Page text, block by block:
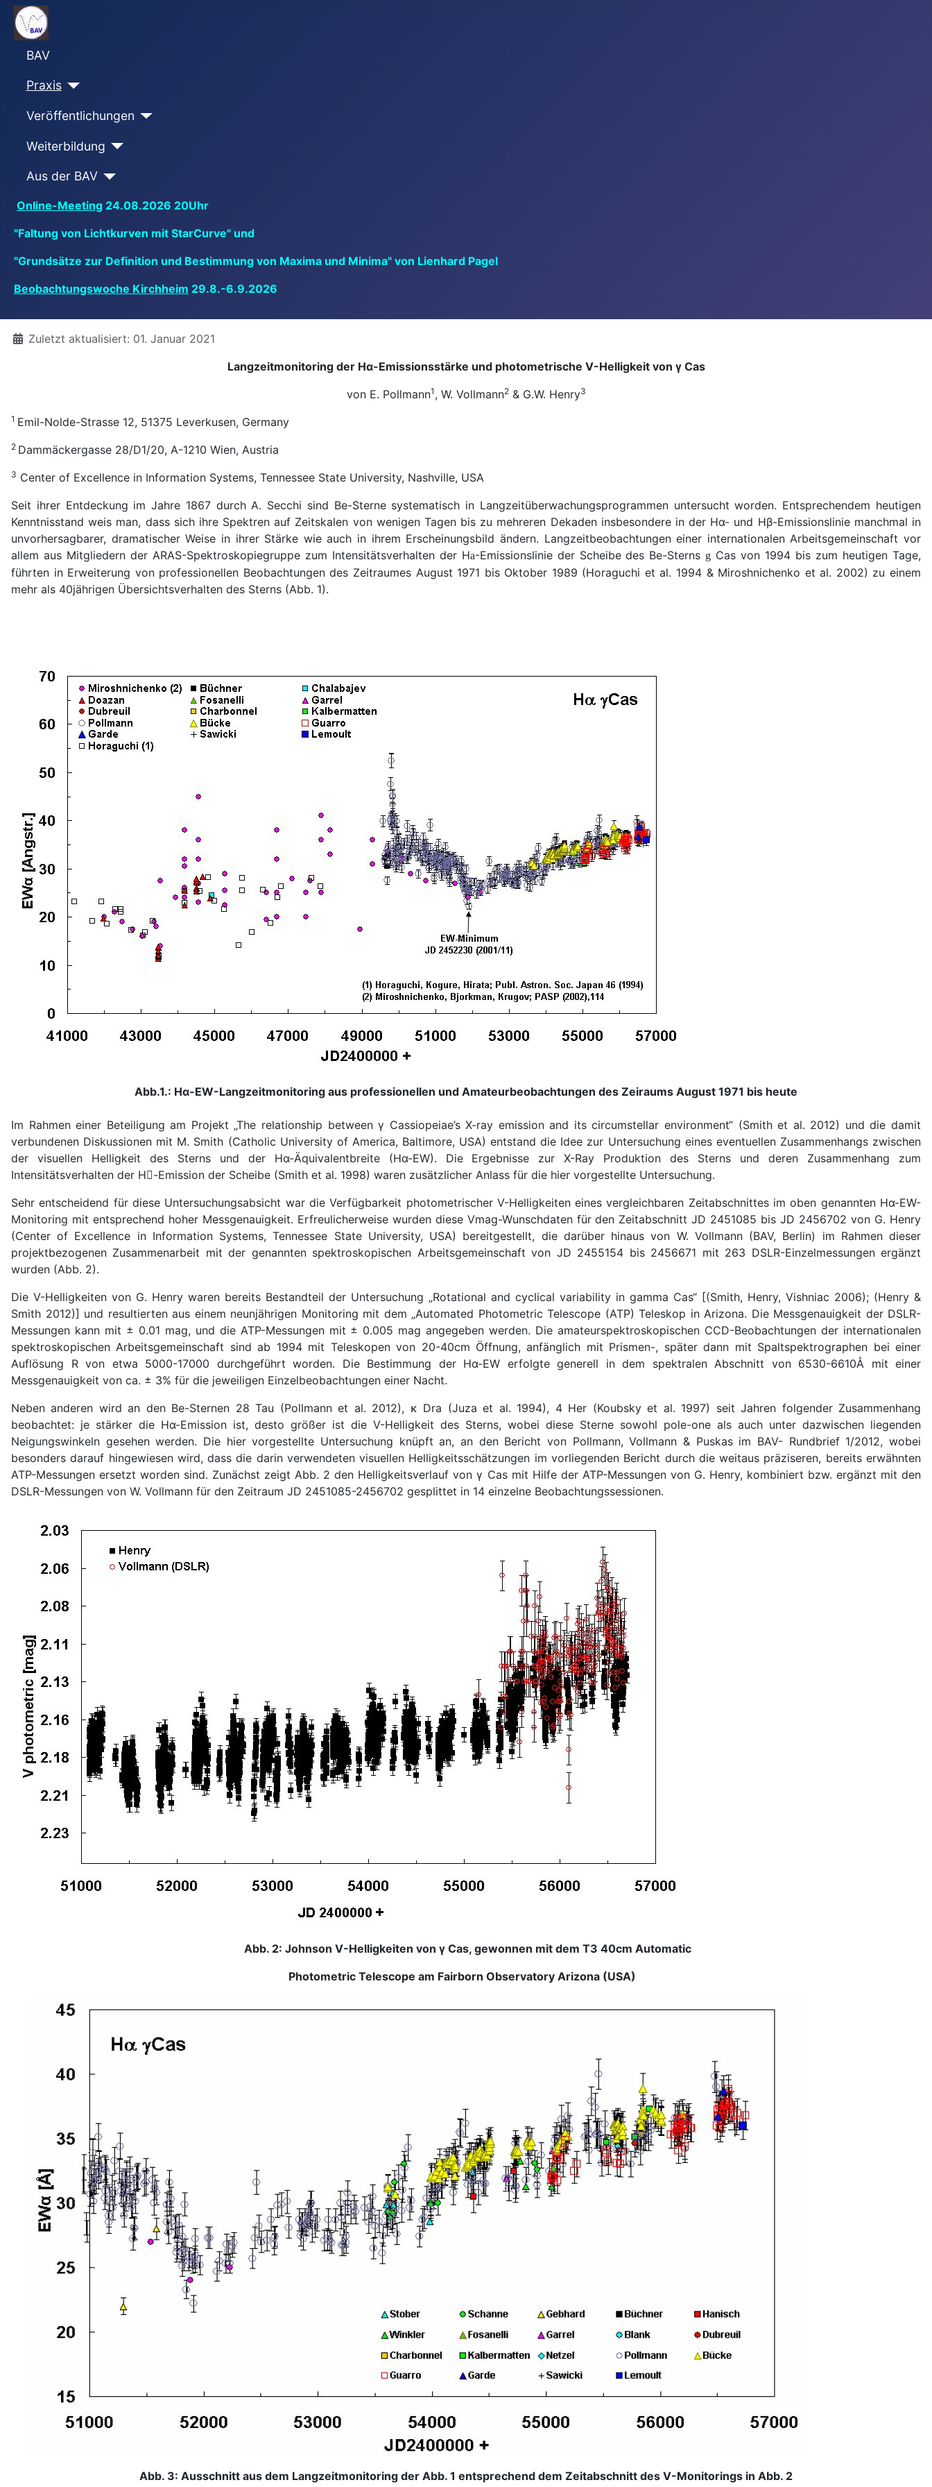
BAV
Praxis
Veröffentlichungen
Weiterbildung
Aus der BAV
Online-Meeting 24.08.2026 20Uhr
"Faltung von Lichtkurven mit StarCurve" und
"Grundsätze zur Definition und Bestimmung von Maxima und Minima" von Lienhard Pagel
Beobachtungswoche Kirchheim 29.8.-6.9.2026
DetailsZuletzt aktualisiert: 01. Januar 2021
Langzeitmonitoring der Hα-Emissionsstärke und photometrische V-Helligkeit von γ Cas
von E. Pollmann1 , W. Vollmann2& G.W. Henry3
1 Emil-Nolde-Strasse 12, 51375 Leverkusen, Germany
2 Dammäckergasse 28/D1/20, A-1210 Wien, Austria
3 Center of Excellence in Information Systems, Tennessee State University, Nashville, USA
Seit ihrer Entdeckung im Jahre 1867 durch A. Secchi sind Be-Sterne systematisch in Langzeitüberwachungsprogrammen untersucht worden. Entsprechendem heutigen
Kenntnisstand weis man, dass sich ihre Spektren auf Zeitskalen von wenigen Tagen bis zu mehreren Dekaden insbesondere in der Hα- und Hβ-Emissionslinie manchmal in
unvorhersagbarer, dramatischer Weise in ihrer Stärke wie auch in ihrem Erscheinungsbild ändern. Langzeitbeobachtungen einer internationalen Arbeitsgemeinschaft vor
allem aus Mitgliedern der ARAS-Spektroskopiegruppe zum Intensitätsverhalten der Ha-Emissionslinie der Scheibe des Be-Sterns g Cas von 1994 bis zum heutigen Tage,
führten in Erweiterung von professionellen Beobachtungen des Zeitraumes August 1971 bis Oktober 1989 (Horaguchi et al. 1994 & Miroshnichenko et al. 2002) zu einem
mehr als 40jährigen Übersichtsverhalten des Sterns (Abb. 1).
Abb.1.: Hα-EW-Langzeitmonitoring aus professionellen und Amateurbeobachtungen des Zeiraums August 1971 bis heute
Im Rahmen einer Beteiligung am Projekt „The relationship between γ Cassiopeiae’s X-ray emission and its circumstellar environment“ (Smith et al. 2012) und die damit
verbundenen Diskussionen mit M. Smith (Catholic University of America, Baltimore, USA) entstand die Idee zur Untersuchung eines eventuellen Zusammenhangs zwischen
der visuellen Helligkeit des Sterns und der Hα-Äquivalentbreite (Hα-EW). Die Ergebnisse zur X-Ray Produktion des Sterns und deren Zusammenhang zum
Intensitätsverhalten der H-Emission der Scheibe (Smith et al. 1998) waren zusätzlicher Anlass für die hier vorgestellte Untersuchung.
Sehr entscheidend für diese Untersuchungsabsicht war die Verfügbarkeit photometrischer V-Helligkeiten eines vergleichbaren Zeitabschnittes im oben genannten Hα-EW-
Monitoring mit entsprechend hoher Messgenauigkeit. Erfreulicherweise wurden diese Vmag-Wunschdaten für den Zeitabschnitt JD 2451085 bis JD 2456702 von G. Henry
(Center of Excellence in Information Systems, Tennessee State University, USA) bereitgestellt, die darüber hinaus von W. Vollmann (BAV, Berlin) im Rahmen dieser
projektbezogenen Zusammenarbeit mit der genannten spektroskopischen Arbeitsgemeinschaft von JD 2455154 bis 2456671 mit 263 DSLR-Einzelmessungen ergänzt
wurden (Abb. 2).
Die V-Helligkeiten von G. Henry waren bereits Bestandteil der Untersuchung „Rotational and cyclical variability in gamma Cas“ [(Smith, Henry, Vishniac 2006); (Henry &
Smith 2012)] und resultierten aus einem neunjährigen Monitoring mit dem „Automated Photometric Telescope (ATP) Teleskop in Arizona. Die Messgenauigkeit der DSLR-
Messungen kann mit ± 0.01 mag, und die ATP-Messungen mit ± 0.005 mag angegeben werden. Die amateurspektroskopischen CCD-Beobachtungen der internationalen
spektroskopischen Arbeitsgemeinschaft sind ab 1994 mit Teleskopen von 20-40cm Öffnung, anfänglich mit Prismen-, später dann mit Spaltspektrographen bei einer
Auflösung R von etwa 5000-17000 durchgeführt worden. Die Bestimmung der Hα-EW erfolgte generell in dem spektralen Abschnitt von 6530-6610Å mit einer
Messgenauigkeit von ca. ± 3% für die jeweiligen Einzelbeobachtungen einer Nacht.
Neben anderen wird an den Be-Sternen 28 Tau (Pollmann et al. 2012), κ Dra (Juza et al. 1994), 4 Her (Koubsky et al. 1997) seit Jahren folgender Zusammenhang
beobachtet: je stärker die Hα-Emission ist, desto größer ist die V-Helligkeit des Sterns, wobei diese Sterne sowohl pole-one als auch unter dazwischen liegenden
Neigungswinkeln gesehen werden. Die hier vorgestellte Untersuchung knüpft an, an den Bericht von Pollmann, Vollmann & Puskas im BAV- Rundbrief 1/2012, wobei
besonders darauf hingewiesen wird, dass die darin verwendeten visuellen Helligkeitsschätzungen im vorliegenden Bericht durch die weitaus präziseren, bereits erwähnten
ATP-Messungen ersetzt worden sind. Zunächst zeigt Abb. 2 den Helligkeitsverlauf von γ Cas mit Hilfe der ATP-Messungen von G. Henry, kombiniert bzw. ergänzt mit den
DSLR-Messungen von W. Vollmann für den Zeitraum JD 2451085-2456702 gesplittet in 14 einzelne Beobachtungssessionen.
Abb. 2: Johnson V-Helligkeiten von γ Cas, gewonnen mit dem T3 40cm Automatic
Photometric Telescope am Fairborn Observatory Arizona (USA)
Abb. 3: Ausschnitt aus dem Langzeitmonitoring der Abb. 1 entsprechend dem Zeitabschnitt des V-Monitorings in Abb. 2